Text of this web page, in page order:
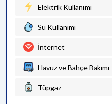
Elektrik Kullanımı
Su Kullanımı
İnternet
Havuz ve Bahçe Bakımı
Tüpgaz